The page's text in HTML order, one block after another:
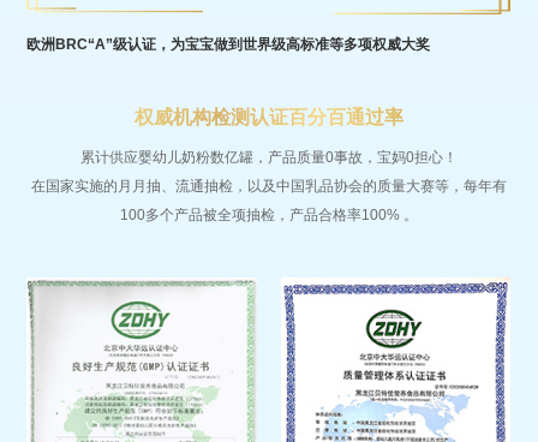
欧洲BRC“A”级认证，为宝宝做到世界级高标准等多项权威大奖
权威机构检测认证百分百通过率
累计供应婴幼儿奶粉数亿罐，产品质量0事故，宝妈0担心！
在国家实施的月月抽、流通抽检，以及中国乳品协会的质量大赛等，每年有
100多个产品被全项抽检，产品合格率100% 。